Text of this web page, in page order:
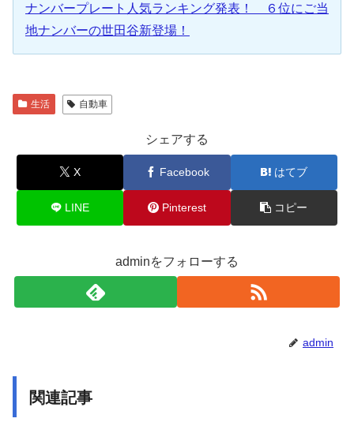
ナンバープレート人気ランキング発表！ ６位にご当
地ナンバーの世田谷新登場！
生活 自動車
シェアする
X Facebook はてブ
LINE Pinterest コピー
adminをフォローする
admin
関連記事